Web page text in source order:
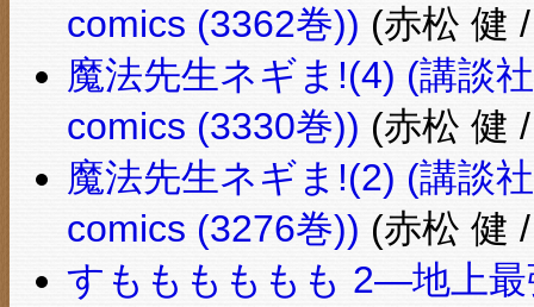
comics (3362巻)) (赤松 健
魔法先生ネギま!(4) (講談
comics (3330巻)) (赤松 健
魔法先生ネギま!(2) (講談
comics (3276巻)) (赤松 健
すもももももも 2―地上